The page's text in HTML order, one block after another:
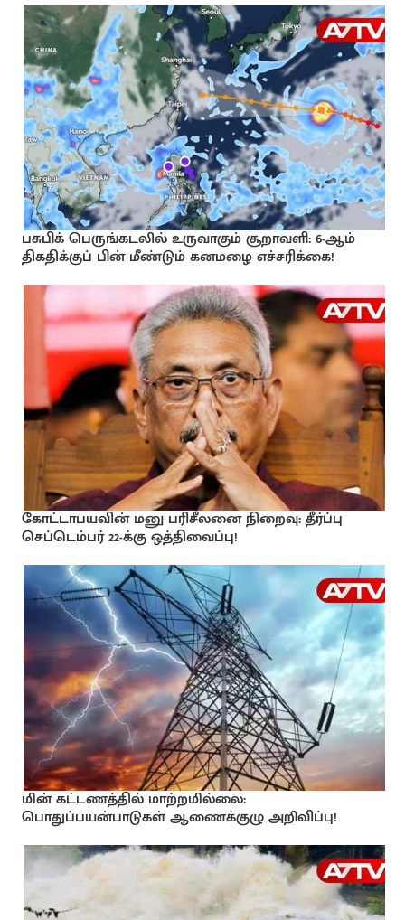
பசுபிக் பெருங்கடலில் உருவாகும் சூறாவளி: 6-ஆம்
திகதிக்குப் பின் மீண்டும் கனமழை எச்சரிக்கை!
கோட்டாபயவின் மனு பரிசீலனை நிறைவு: தீர்ப்பு
செப்டெம்பர் 22-க்கு ஒத்திவைப்பு!
மின் கட்டணத்தில் மாற்றமில்லை:
பொதுப்பயன்பாடுகள் ஆணைக்குழு அறிவிப்பு!